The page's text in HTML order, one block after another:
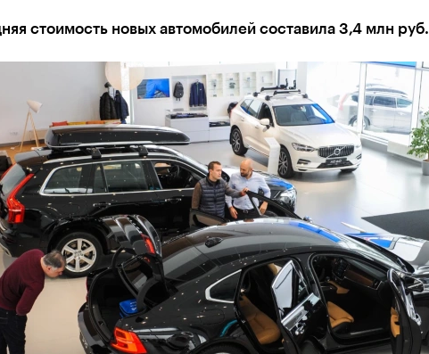
стоимость новых автомобилей составила 3,4 млн руб.